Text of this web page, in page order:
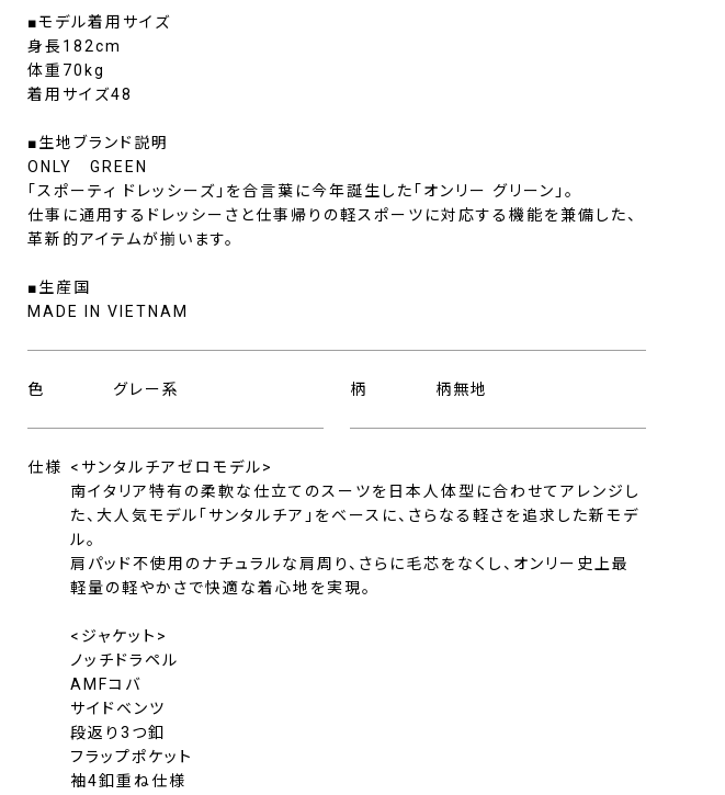
■モデル着用サイズ
身長182cm
体重70kg
着用サイズ48
■生地ブランド説明
ONLY GREEN
「スポーティ ドレッシーズ」を合言葉に今年誕生した「オンリー グリーン」。
仕事に通用するドレッシーさと仕事帰りの軽スポーツに対応する機能を兼備した、
革新的アイテムが揃います。
■生産国
MADE IN VIETNAM
色 グレー系 柄 柄無地
仕様
<サンタルチアゼロモデル>
南イタリア特有の柔軟な仕立てのスーツを日本人体型に合わせてアレンジし
た、大人気モデル「サンタルチア」をベースに、さらなる軽さを追求した新モデ
ル。
肩パッド不使用のナチュラルな肩周り、さらに毛芯をなくし、オンリー史上最
軽量の軽やかさで快適な着心地を実現。
<ジャケット>
ノッチドラペル
AMFコバ
サイドベンツ
段返り3つ釦
フラップポケット
袖4釦重ね仕様